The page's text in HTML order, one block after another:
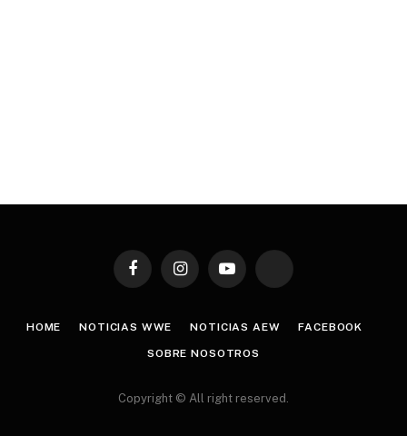
FacebookInstagramYouTube TikTok
HOME NOTICIAS WWE NOTICIAS AEW FACEBOOK
SOBRE NOSOTROS
Copyright © All right reserved.